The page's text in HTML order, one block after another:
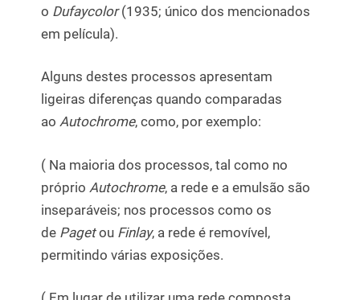
o Dufaycolor(1935; único dos mencionados
em película).
Alguns destes processos apresentam
ligeiras diferenças quando comparadas
ao Autochrome, como, por exemplo:
( Na maioria dos processos, tal como no
próprio Autochrome, a rede e a emulsão são
inseparáveis; nos processos como os
de Pagetou Finlay, a rede é removível,
permitindo várias exposições.